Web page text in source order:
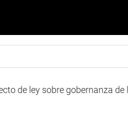
de ley sobre gobernanza de